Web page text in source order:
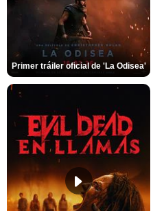
Primer tráiler oficial de 'La Odisea'